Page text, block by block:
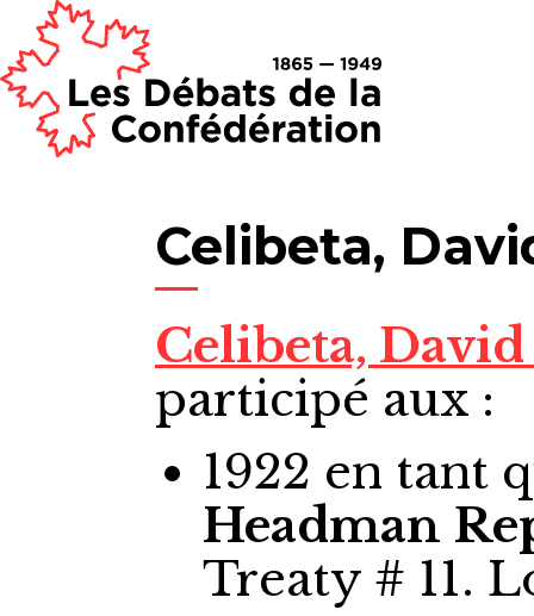
Celibeta,
Celibeta,
participé aux :
1922 en tant
Headman
Treaty # 11.